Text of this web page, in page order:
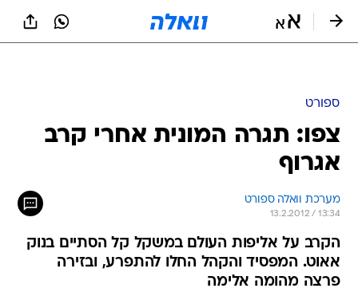
ספורט
צפו: תגרה המונית אחרי קרב
אגרוף
מערכת וואלה ספורט
13.2.2012 / 13:34
הקרב על אליפות העולם במשקל קל הסתיים בנוק
אאוט. המפסיד והקהל החלו להתפרע, ובזירה
פרצה מהומה אלימה